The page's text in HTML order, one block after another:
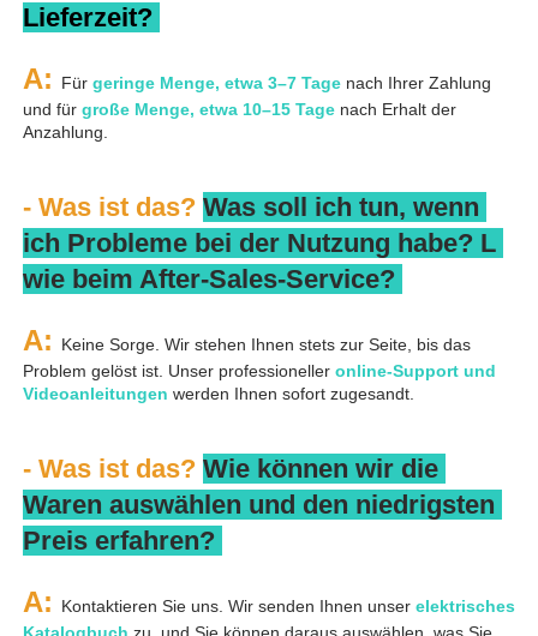
Lieferzeit?
A: Für geringe Menge, etwa 3–7 Tage nach Ihrer Zahlung
und für große Menge, etwa 10–15 Tage nach Erhalt der
Anzahlung.
- Was ist das? Was soll ich tun, wenn
ich Probleme bei der Nutzung habe?
wie beim After-Sales-Service?
A:
Keine Sorge. Wir stehen Ihnen stets zur Seite, bis das
Problem gelöst ist. Unser professioneller online-Support und
Videoanleitungen werden Ihnen sofort zugesandt.
- Was ist das? Wie können wir die
Waren auswählen und den niedrigsten
Preis erfahren?
A: Kontaktieren Sie uns. Wir senden Ihnen unser elektrisches